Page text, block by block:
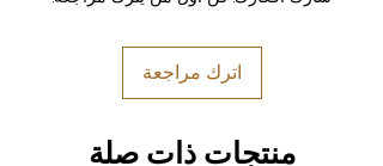
اترك مراجعة
منتجات ذات صلة